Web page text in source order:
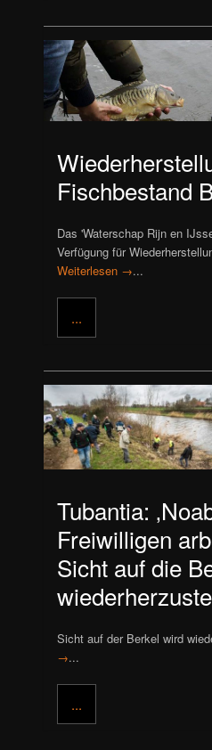
Fischbestand
Das 'Waterschap Rijn en
Verfügung für
Weiterlesen →...
...
Tubantia:
Freiwilligen
Sicht auf die
Sicht auf der Berkel wird
→...
...